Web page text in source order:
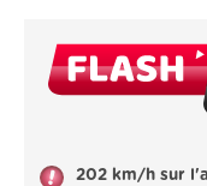
202 km/h sur